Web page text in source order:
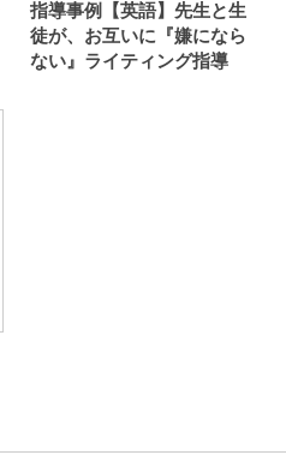
指導事例【英語】先生と生
徒が、お互いに『嫌になら
ない』ライティング指導